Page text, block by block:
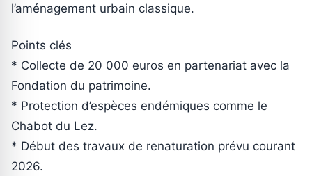
l’aménagement urbain classique.
Points clés
* Collecte de 20 000 euros en partenariat avec la
Fondation du patrimoine.
* Protection d’espèces endémiques comme le
Chabot du Lez.
* Début des travaux de renaturation prévu courant
2026.